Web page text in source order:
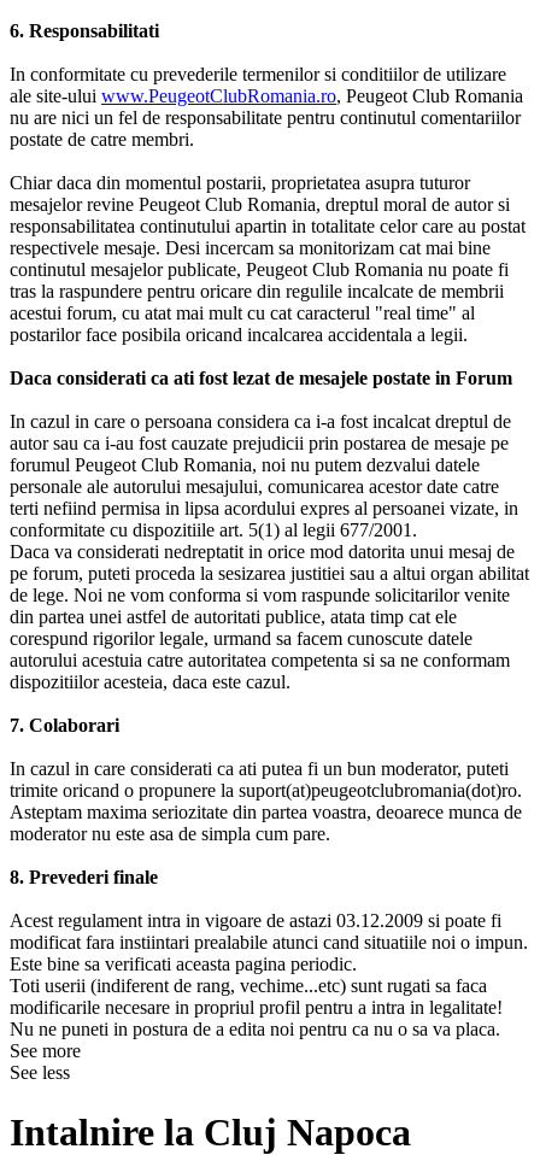
6. Responsabilitati
In conformitate cu prevederile termenilor si conditiilor de utilizare
ale site-ului www.PeugeotClubRomania.ro, Peugeot Club Romania
nu are nici un fel de responsabilitate pentru continutul comentariilor
postate de catre membri.
Chiar daca din momentul postarii, proprietatea asupra tuturor
mesajelor revine Peugeot Club Romania, dreptul moral de autor si
responsabilitatea continutului apartin in totalitate celor care au postat
respectivele mesaje. Desi incercam sa monitorizam cat mai bine
continutul mesajelor publicate, Peugeot Club Romania nu poate fi
tras la raspundere pentru oricare din regulile incalcate de membrii
acestui forum, cu atat mai mult cu cat caracterul "real time" al
postarilor face posibila oricand incalcarea accidentala a legii.
Daca considerati ca ati fost lezat de mesajele postate in Forum
In cazul in care o persoana considera ca i-a fost incalcat dreptul de
autor sau ca i-au fost cauzate prejudicii prin postarea de mesaje pe
forumul Peugeot Club Romania, noi nu putem dezvalui datele
personale ale autorului mesajului, comunicarea acestor date catre
terti nefiind permisa in lipsa acordului expres al persoanei vizate, in
conformitate cu dispozitiile art. 5(1) al legii 677/2001.
Daca va considerati nedreptatit in orice mod datorita unui mesaj de
pe forum, puteti proceda la sesizarea justitiei sau a altui organ abilitat
de lege. Noi ne vom conforma si vom raspunde solicitarilor venite
din partea unei astfel de autoritati publice, atata timp cat ele
corespund rigorilor legale, urmand sa facem cunoscute datele
autorului acestuia catre autoritatea competenta si sa ne conformam
dispozitiilor acesteia, daca este cazul.
7. Colaborari
In cazul in care considerati ca ati putea fi un bun moderator, puteti
trimite oricand o propunere la suport(at)peugeotclubromania(dot)ro.
Asteptam maxima seriozitate din partea voastra, deoarece munca de
moderator nu este asa de simpla cum pare.
8. Prevederi finale
Acest regulament intra in vigoare de astazi 03.12.2009 si poate fi
modificat fara instiintari prealabile atunci cand situatiile noi o impun.
Este bine sa verificati aceasta pagina periodic.
Toti userii (indiferent de rang, vechime...etc) sunt rugati sa faca
modificarile necesare in propriul profil pentru a intra in legalitate!
Nu ne puneti in postura de a edita noi pentru ca nu o sa va placa.
See more
See less
Intalnire la Cluj Napoca